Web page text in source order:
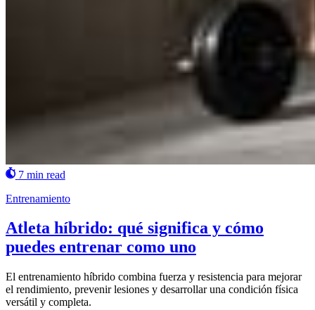
7 min read
Entrenamiento
Atleta híbrido: qué significa y cómo
puedes entrenar como uno
El entrenamiento híbrido combina fuerza y resistencia para mejorar
el rendimiento, prevenir lesiones y desarrollar una condición física
versátil y completa.